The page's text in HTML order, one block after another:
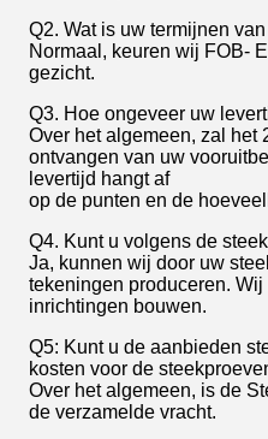
Q2. Wat is uw termijnen
Normaal, keuren wij FOB-
gezicht.
Q3. Hoe ongeveer uw
Over het algemeen, zal het
ontvangen van uw
levertijd hangt af
op de punten en de
Q4. Kunt u volgens de
Ja, kunnen wij door uw
tekeningen produceren.
inrichtingen bouwen.
Q5: Kunt u de aanbieden
kosten voor de
Over het algemeen, is de
de verzamelde vracht.